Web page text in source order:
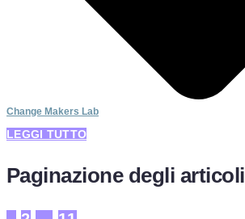
Change Makers Lab
LEGGI TUTTO
Paginazione degli articoli